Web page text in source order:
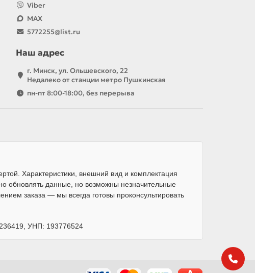
Viber
MAX
5772255@list.ru
Наш адрес
г. Минск, ул. Ольшевского, 22
Недалеко от станции метро Пушкинская
пн-пт 8:00-18:00, без перерыва
Характеристики, внешний вид и комплектация
обновлять данные, но возможны незначительные
заказа — мы всегда готовы проконсультировать
УНП: 193776524